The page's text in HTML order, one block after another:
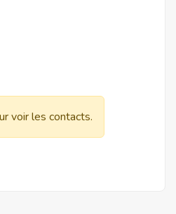
voir les contacts.